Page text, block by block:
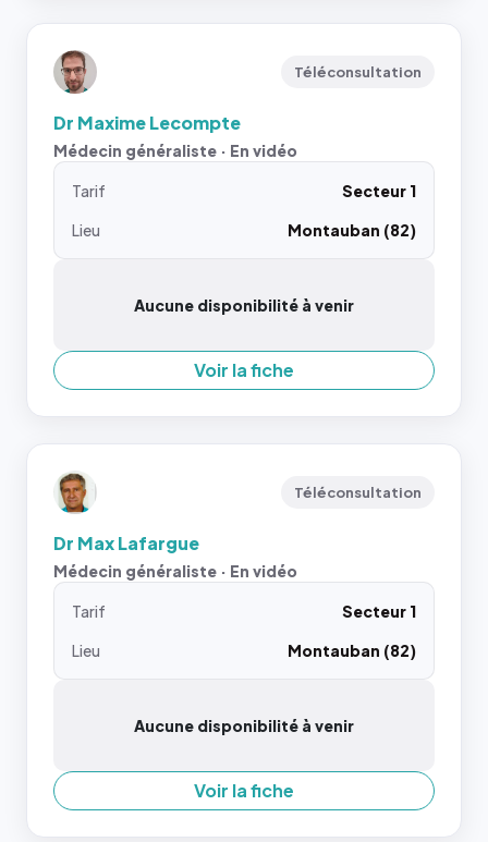
Téléconsultation
Dr Maxime Lecompte
Médecin généraliste · En vidéo
Tarif
Secteur 1
Lieu
Montauban (82)
Aucune disponibilité à venir
Voir la fiche
Téléconsultation
Dr Max Lafargue
Médecin généraliste · En vidéo
Tarif
Secteur 1
Lieu
Montauban (82)
Aucune disponibilité à venir
Voir la fiche